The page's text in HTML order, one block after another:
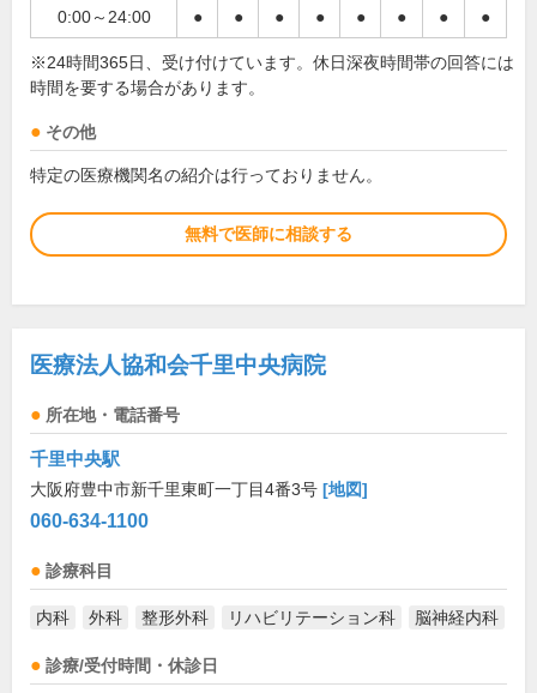
0:00～24:00 ● ● ● ● ● ● ● ●
※24時間365日、受け付けています。休日深夜時間帯の回答には
時間を要する場合があります。
その他
特定の医療機関名の紹介は行っておりません。
無料で医師に相談する
医療法人協和会千里中央病院
所在地・電話番号
千里中央駅
大阪府豊中市新千里東町一丁目4番3号 [地図]
060-634-1100
診療科目
内科 外科 整形外科 リハビリテーション科 脳神経内科
診療/受付時間・休診日